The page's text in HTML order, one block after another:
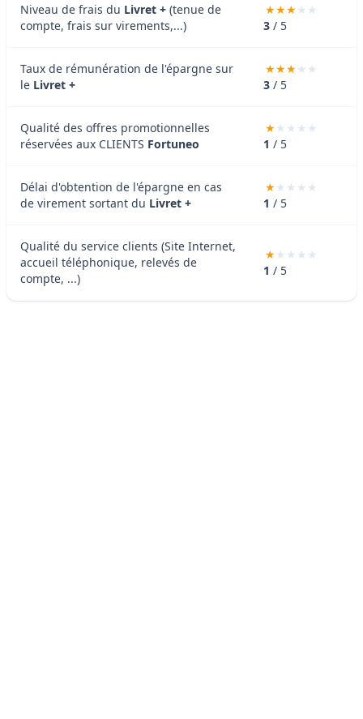
Niveau de frais du Livret + (tenue de
compte, frais sur virements,...)
3 / 5
Taux de rémunération de l'épargne sur
le Livret + 3 / 5
Qualité des offres promotionnelles
réservées aux CLIENTS Fortuneo 1 / 5
Délai d'obtention de l'épargne en cas
de virement sortant du Livret + 1 / 5
Qualité du service clients (Site Internet,
accueil téléphonique, relevés de
compte, ...)
1 / 5